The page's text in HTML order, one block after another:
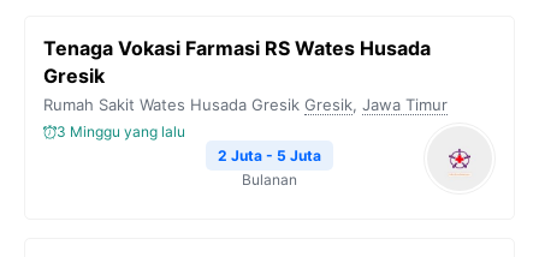
Tenaga Vokasi Farmasi RS Wates Husada
Gresik
Rumah Sakit Wates Husada Gresik Gresik, Jawa Timur
3 Minggu yang lalu
2 Juta - 5 Juta
Bulanan